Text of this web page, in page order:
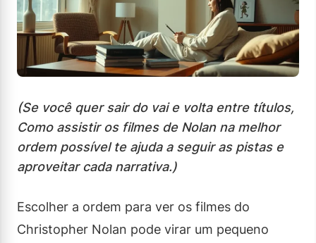
(Se você quer sair do vai e volta entre títulos,
Como assistir os filmes de Nolan na melhor
ordem possível te ajuda a seguir as pistas e
aproveitar cada narrativa.)
Escolher a ordem para ver os filmes do
Christopher Nolan pode virar um pequeno